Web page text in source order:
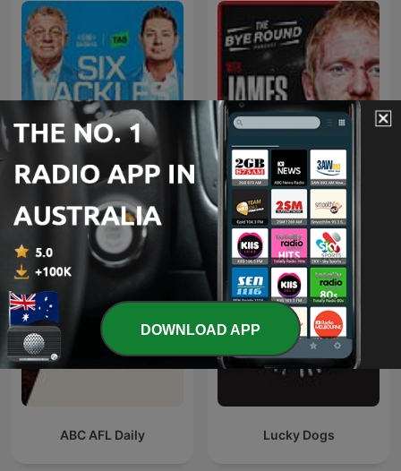
Six Tackles With Gus
The Bye Round With
James Graham
ABC AFL Daily Lucky Dogs
DOWNLOAD APP